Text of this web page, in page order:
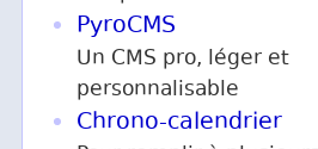
PyroCMS
Un CMS pro, léger et
personnalisable
Chrono-calendrier